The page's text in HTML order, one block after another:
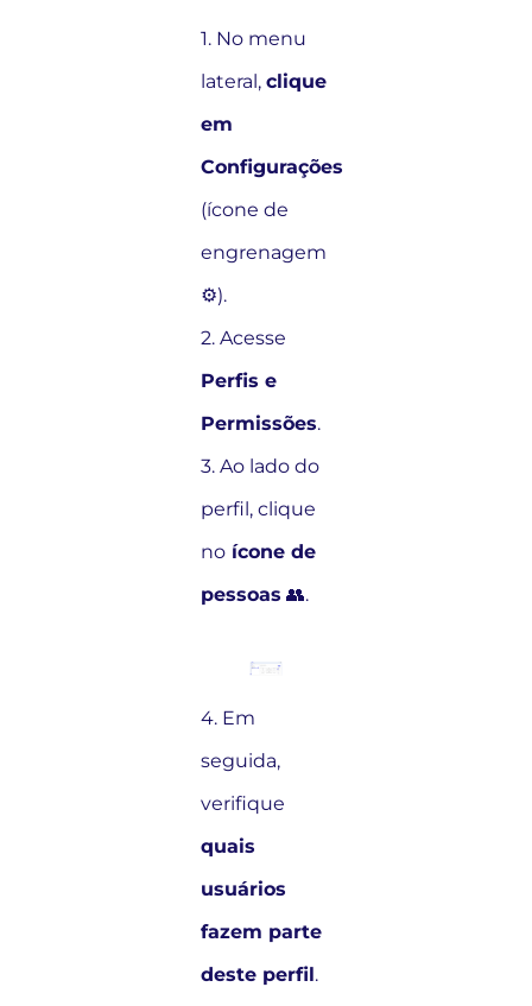
1. No menu
lateral,clique
em
Configurações
(ícone de
engrenagem
⚙️).
2. Acesse
Perfis e
Permissões.
3. Ao lado do
perfil, clique
no ícone de
pessoas 👥.
4. Em
seguida,
verifique
quais
usuários
fazem parte
deste perfil.